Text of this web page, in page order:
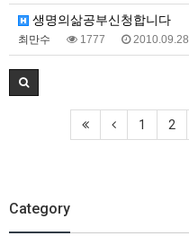
생명의삶공부신청합니다
최만수 1777 2010.09.28
1 2
Category